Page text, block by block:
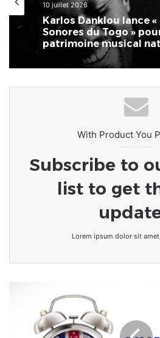
10 juillet 2026
Karlos Danklou lance
Sonores du Togo »
patrimoine musical
With Product You
Subscribe to
list to get
Lorem ipsum dolor sit
l'enseignement